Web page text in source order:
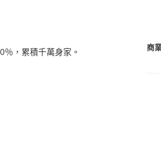
，累積千萬身家。
商